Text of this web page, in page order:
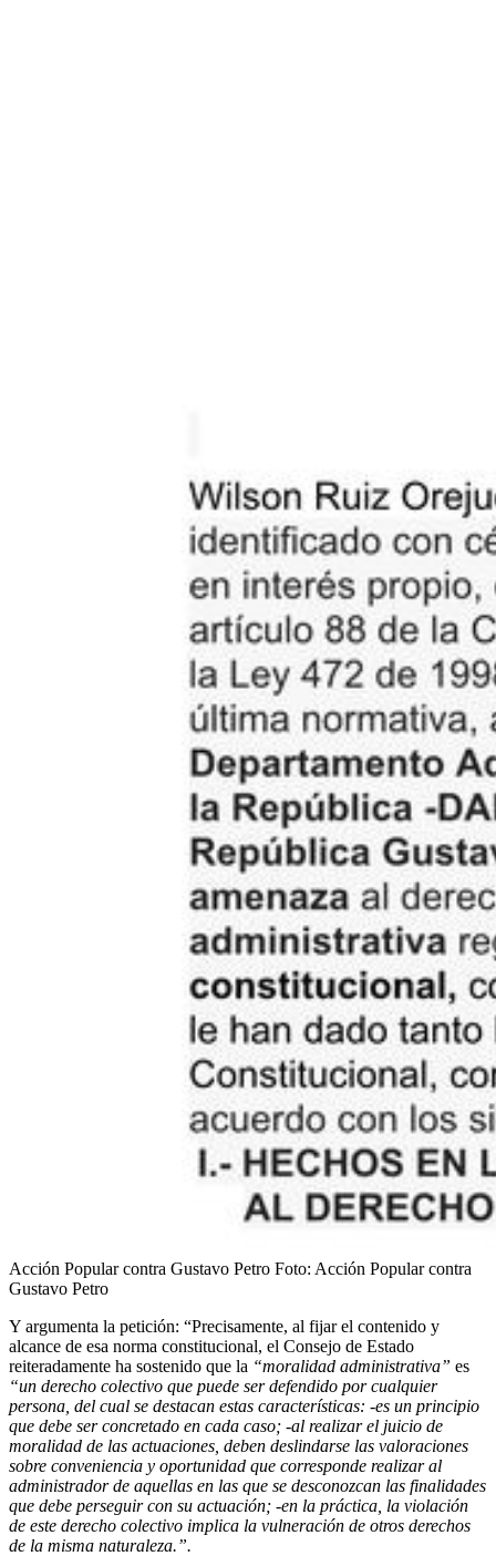
Acción Popular contra Gustavo Petro Foto: Acción Popular contra
Gustavo Petro
Y argumenta la petición: “Precisamente, al fijar el contenido y
alcance de esa norma constitucional, el Consejo de Estado
reiteradamente ha sostenido que la “moralidad administrativa” es
“un derecho colectivo que puede ser defendido por cualquier
persona, del cual se destacan estas características: -es un principio
que debe ser concretado en cada caso; -al realizar el juicio de
moralidad de las actuaciones, deben deslindarse las valoraciones
sobre conveniencia y oportunidad que corresponde realizar al
administrador de aquellas en las que se desconozcan las finalidades
que debe perseguir con su actuación; -en la práctica, la violación
de este derecho colectivo implica la vulneración de otros derechos
de la misma naturaleza.”.